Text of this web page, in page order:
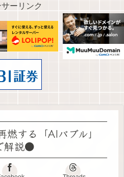
ーリンク
する「AIバブル」
解説●